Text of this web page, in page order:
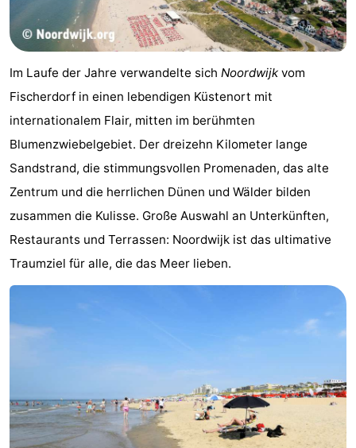
Gouden
De
-
Dunimar
Noordwijkse
-
du
Zimmer
tun
Museen
-
Im Laufe der Jahre verwandelte sich Noordwijk vom
Fischerdorf in einen lebendigen Küstenort mit
internationalem Flair, mitten im berühmten
Blumenzwiebelgebiet. Der dreizehn Kilometer lange
Sandstrand, die stimmungsvollen Promenaden, das alte
Zentrum und die herrlichen Dünen und Wälder bilden
zusammen die Kulisse. Große Auswahl an Unterkünften,
Restaurants und Terrassen: Noordwijk ist das ultimative
Traumziel für alle, die das Meer lieben.